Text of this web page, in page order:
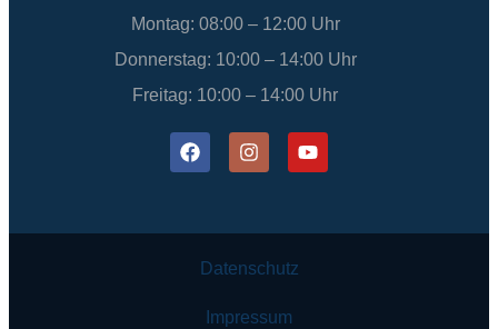
Montag: 08:00 – 12:00 Uhr
Donnerstag: 10:00 – 14:00 Uhr
Freitag: 10:00 – 14:00 Uhr
Datenschutz
Impressum